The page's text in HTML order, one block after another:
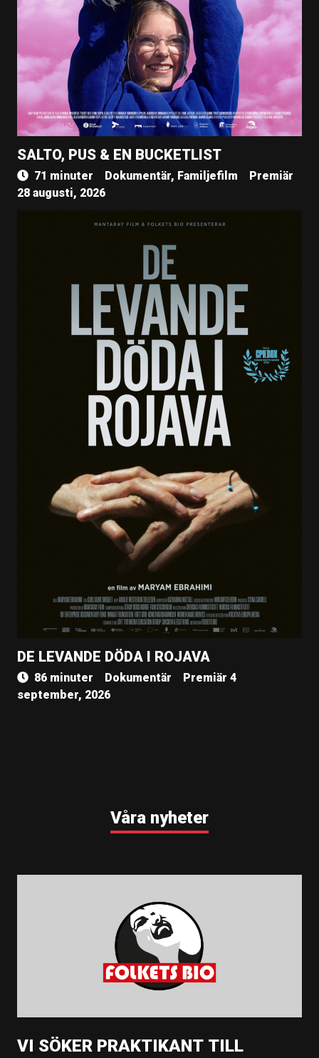
SALTO, PUS & EN BUCKETLIST
71 minuter Dokumentär, Familjefilm
Premiär
28 augusti, 2026
DE LEVANDE DÖDA I ROJAVA
86 minuter Dokumentär
Premiär 4
september, 2026
Våra nyheter
VI SÖKER PRAKTIKANT TILL